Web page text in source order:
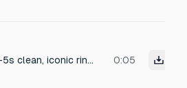
3-5s clean, iconic ringtone, single melodic notes, soft digital blips, gentle metallic tones, playful yet elegant, premium, loopable, globally appealing, subtle signature sound. 0:05